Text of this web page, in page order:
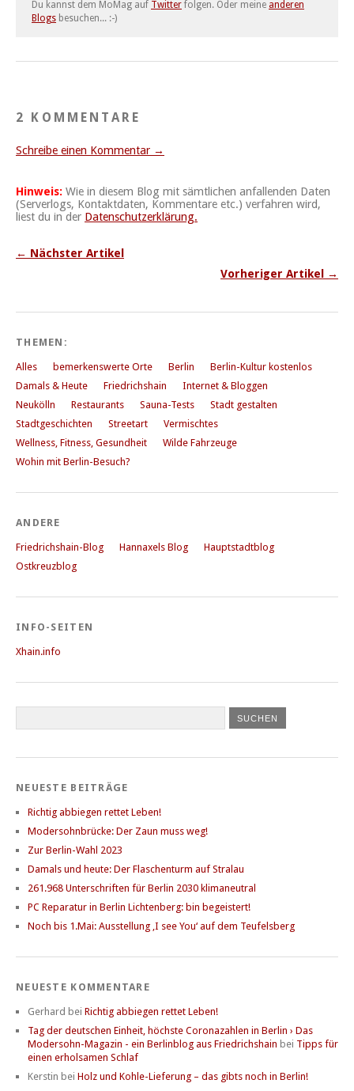
Du kannst dem MoMag auf Twitter folgen. Oder meine anderen
Blogs besuchen... :-)
2 KOMMENTARE
Schreibe einen Kommentar →
Hinweis: Wie in diesem Blog mit sämtlichen anfallenden Daten
(Serverlogs, Kontaktdaten, Kommentare etc.) verfahren wird,
liest du in der Datenschutzerklärung.
← Nächster Artikel
Vorheriger Artikel →
THEMEN:
Alles bemerkenswerte Orte Berlin
Berlin-Kultur kostenlos
Damals & Heute
Friedrichshain
Internet & Bloggen
Neukölln
Restaurants Sauna-Tests
Stadt gestalten
Stadtgeschichten
Streetart
Vermischtes
Wellness, Fitness, Gesundheit
Wilde Fahrzeuge
Wohin mit Berlin-Besuch?
ANDERE
Friedrichshain-Blog Hannaxels Blog
Hauptstadtblog
Ostkreuzblog
INFO-SEITEN
Xhain.info
NEUESTE BEITRÄGE
Richtig abbiegen rettet Leben!
Modersohnbrücke: Der Zaun muss weg!
Zur Berlin-Wahl 2023
Damals und heute: Der Flaschenturm auf Stralau
261.968 Unterschriften für Berlin 2030 klimaneutral
PC Reparatur in Berlin Lichtenberg: bin begeistert!
Noch bis 1.Mai: Ausstellung ‚I see You‘ auf dem Teufelsberg
NEUESTE KOMMENTARE
Gerhard bei Richtig abbiegen rettet Leben!
Tag der deutschen Einheit, höchste Coronazahlen in Berlin › Das
Modersohn-Magazin - ein Berlinblog aus Friedrichshain bei Tipps für
einen erholsamen Schlaf
Kerstin bei Holz und Kohle-Lieferung – das gibts noch in Berlin!